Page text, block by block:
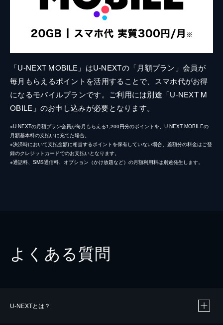
「U-NEXT MOBILE」はU-NEXTの「月額プラン」会員が
毎月もらえるポイントを活用することで、スマホ代がお得
になるモバイルプランです。ご利用には別途「U-NEXT M
OBILE」のお申し込みが必要となります。
※U-NEXTの月額プラン会員が毎月もらえる1,200円分のポイントを、U-NEXT MOBILEの
月額基本料の支払いに充てた場合。
※決済時において支払金額に相当するポイントを保有していない場合、差額分の料金はご登
録のクレジットカードでのお支払いとなります。
※通話料、SMS通信料、オプション（かけ放題など）の月額利用料は別途発生します。
よくある質問
U-NEXTとは？